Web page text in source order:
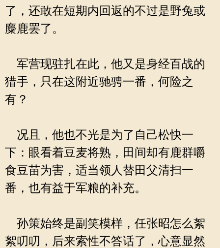
了，还敢在短期内回返的不过是野兔或
麋鹿罢了。
军营现驻扎在此，他又是身经百战的
猎手，只在这附近驰骋一番，何险之
有？
况且，他也不光是为了自己松快一
下：眼看着豆麦将熟，田间却有鹿群嚼
食豆苗为害，适当领人替田父清扫一
番，也有益于军粮的补充。
孙策始终是副笑模样，任张昭怎么絮
絮叨叨，后来索性不答话了，心意显然